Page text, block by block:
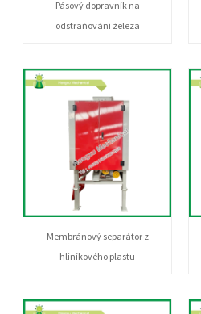
Pásový dopravník na
odstraňování železa
Membránový separátor z
hliníkového plastu